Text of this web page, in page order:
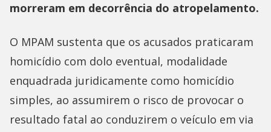
morreram em decorrência do atropelamento.
O MPAM sustenta que os acusados praticaram
homicídio com dolo eventual, modalidade
enquadrada juridicamente como homicídio
simples, ao assumirem o risco de provocar o
resultado fatal ao conduzirem o veículo em via